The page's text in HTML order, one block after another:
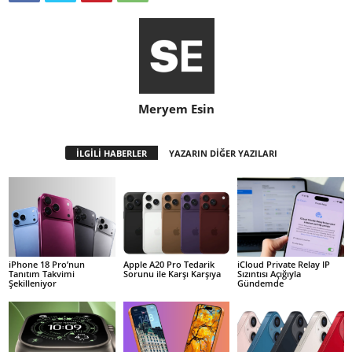
Meryem Esin
İLGİLİ HABERLER YAZARIN DİĞER YAZILARI
iPhone 18 Pro’nun
Tanıtım Takvimi
Şekilleniyor
Apple A20 Pro Tedarik
Sorunu ile Karşı Karşıya
iCloud Private Relay IP
Sızıntısı Açığıyla
Gündemde